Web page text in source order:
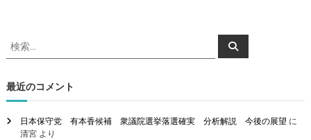
検
索
象
:
検
索
最近のコメント
日本保守党 有本香候補 衆議院選挙落選確実 分析解説 今後の展望 に
清宮より